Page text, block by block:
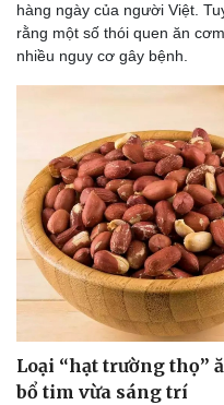
hàng ngày của người Việt.
rằng một số thói quen ăn
nhiều nguy cơ gây bệnh.
Loại “hạt trường thọ”
bổ tim vừa sáng trí